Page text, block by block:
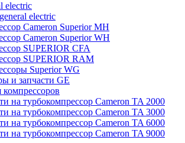
electric
electric
Cameron Superior MH
Cameron Superior WH
SUPERIOR CFA
SUPERIOR RAM
Superior WG
и запчасти GE
компрессоров
на турбокомпрессор Cameron TA 2000
на турбокомпрессор Cameron TA 3000
на турбокомпрессор Cameron TA 6000
на турбокомпрессор Cameron TA 9000